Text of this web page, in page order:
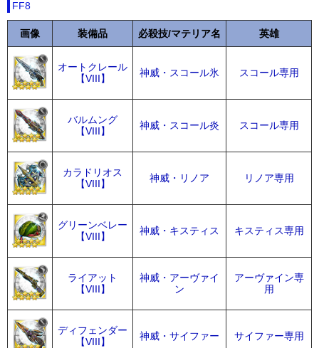
FF8
画像 装備品 必殺技/マテリア名 英雄
オートクレール
【VIII】
神威・スコール氷 スコール専用
バルムング
【VIII】
神威・スコール炎 スコール専用
カラドリオス
【VIII】
神威・リノア リノア専用
グリーンベレー
【VIII】
神威・キスティス キスティス専用
ライアット
【VIII】
神威・アーヴァイ
ン
アーヴァイン専
用
ディフェンダー
【VIII】
神威・サイファー サイファー専用